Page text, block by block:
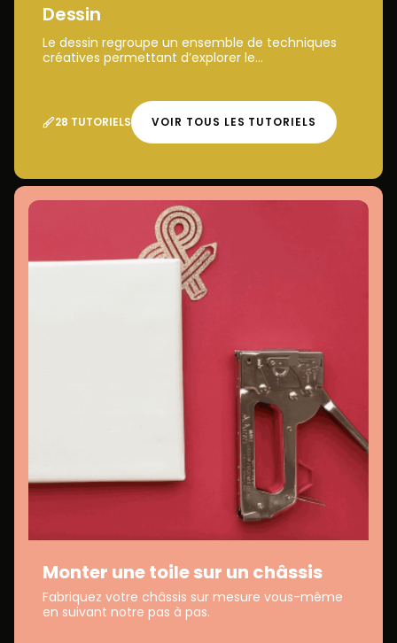
Dessin
Le dessin regroupe un ensemble de techniques
créatives permettant d’explorer le...
28 TUTORIELS VOIR TOUS LES TUTORIELS
Monter une toile sur un châssis
Fabriquez votre châssis sur mesure vous-même
en suivant notre pas à pas.